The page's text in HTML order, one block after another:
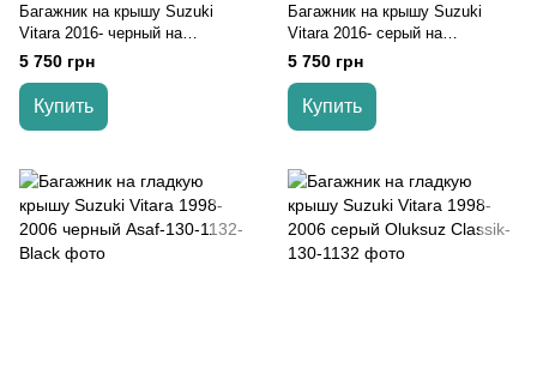
Багажник на крышу Suzuki
Vitara 2016- черный на
интегрированные рейлинги
5 750 грн
Купить
Багажник на крышу Suzuki
Vitara 2016- серый на
интегрированные рейлинги
5 750 грн
Купить